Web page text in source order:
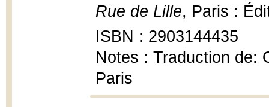
Rue de Lille, Paris :
ISBN : 2903144435
Notes : Traduction de:
Paris